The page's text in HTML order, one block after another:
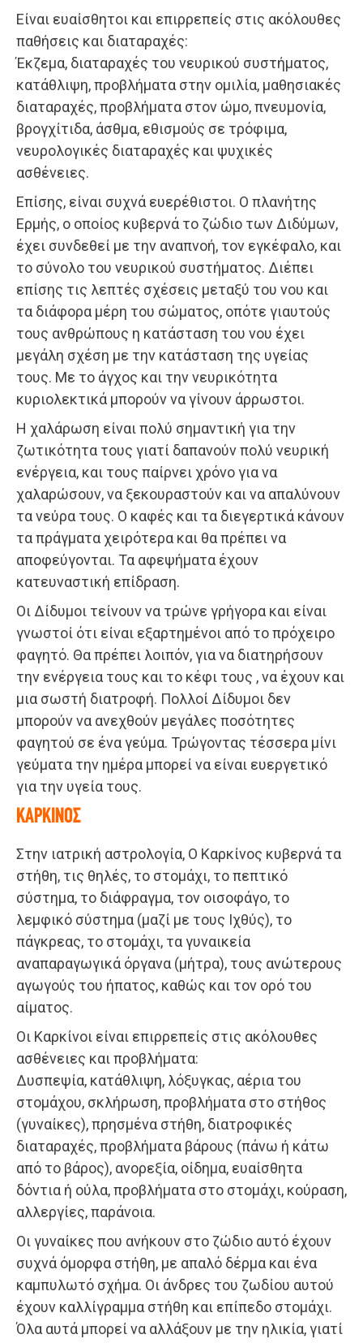
Είναι ευαίσθητοι και επιρρεπείς στις ακόλουθες
παθήσεις και διαταραχές:
Έκζεμα, διαταραχές του νευρικού συστήματος,
κατάθλιψη, προβλήματα στην ομιλία, μαθησιακές
διαταραχές, προβλήματα στον ώμο, πνευμονία,
βρογχίτιδα, άσθμα, εθισμούς σε τρόφιμα,
νευρολογικές διαταραχές και ψυχικές
ασθένειες.
Επίσης, είναι συχνά ευερέθιστοι. Ο πλανήτης
Ερμής, ο οποίος κυβερνά το ζώδιο των Διδύμων,
έχει συνδεθεί με την αναπνοή, τον εγκέφαλο, και
το σύνολο του νευρικού συστήματος. Διέπει
επίσης τις λεπτές σχέσεις μεταξύ του νου και
τα διάφορα μέρη του σώματος, οπότε γιαυτούς
τους ανθρώπους η κατάσταση του νου έχει
μεγάλη σχέση με την κατάσταση της υγείας
τους. Με το άγχος και την νευρικότητα
κυριολεκτικά μπορούν να γίνουν άρρωστοι.
Η χαλάρωση είναι πολύ σημαντική για την
ζωτικότητα τους γιατί δαπανούν πολύ νευρική
ενέργεια, και τους παίρνει χρόνο για να
χαλαρώσουν, να ξεκουραστούν και να απαλύνουν
τα νεύρα τους. Ο καφές και τα διεγερτικά κάνουν
τα πράγματα χειρότερα και θα πρέπει να
αποφεύγονται. Τα αφεψήματα έχουν
κατευναστική επίδραση.
Οι Δίδυμοι τείνουν να τρώνε γρήγορα και είναι
γνωστοί ότι είναι εξαρτημένοι από το πρόχειρο
φαγητό. Θα πρέπει λοιπόν, για να διατηρήσουν
την ενέργεια τους και το κέφι τους , να έχουν και
μια σωστή διατροφή. Πολλοί Δίδυμοι δεν
μπορούν να ανεχθούν μεγάλες ποσότητες
φαγητού σε ένα γεύμα. Τρώγοντας τέσσερα μίνι
γεύματα την ημέρα μπορεί να είναι ευεργετικό
για την υγεία τους.
ΚΑΡΚΙΝΟΣ
Στην ιατρική αστρολογία, Ο Καρκίνος κυβερνά τα
στήθη, τις θηλές, το στομάχι, το πεπτικό
σύστημα, το διάφραγμα, τον οισοφάγο, το
λεμφικό σύστημα (μαζί με τους Ιχθύς), το
πάγκρεας, το στομάχι, τα γυναικεία
αναπαραγωγικά όργανα (μήτρα), τους ανώτερους
αγωγούς του ήπατος, καθώς και τον ορό του
αίματος.
Οι Καρκίνοι είναι επιρρεπείς στις ακόλουθες
ασθένειες και προβλήματα:
Δυσπεψία, κατάθλιψη, λόξυγκας, αέρια του
στομάχου, σκλήρωση, προβλήματα στο στήθος
(γυναίκες), πρησμένα στήθη, διατροφικές
διαταραχές, προβλήματα βάρους (πάνω ή κάτω
από το βάρος), ανορεξία, οίδημα, ευαίσθητα
δόντια ή ούλα, προβλήματα στο στομάχι, κούραση,
αλλεργίες, παράνοια.
Οι γυναίκες που ανήκουν στο ζώδιο αυτό έχουν
συχνά όμορφα στήθη, με απαλό δέρμα και ένα
καμπυλωτό σχήμα. Οι άνδρες του ζωδίου αυτού
έχουν καλλίγραμμα στήθη και επίπεδο στομάχι.
Όλα αυτά μπορεί να αλλάξουν με την ηλικία, γιατί